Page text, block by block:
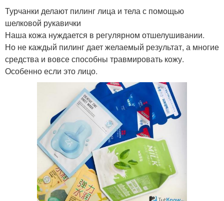
Турчанки делают пилинг лица и тела с помощью
шелковой рукавички
Наша кожа нуждается в регулярном отшелушивании.
Но не каждый пилинг дает желаемый результат, а многие
средства и вовсе способны травмировать кожу.
Особенно если это лицо.